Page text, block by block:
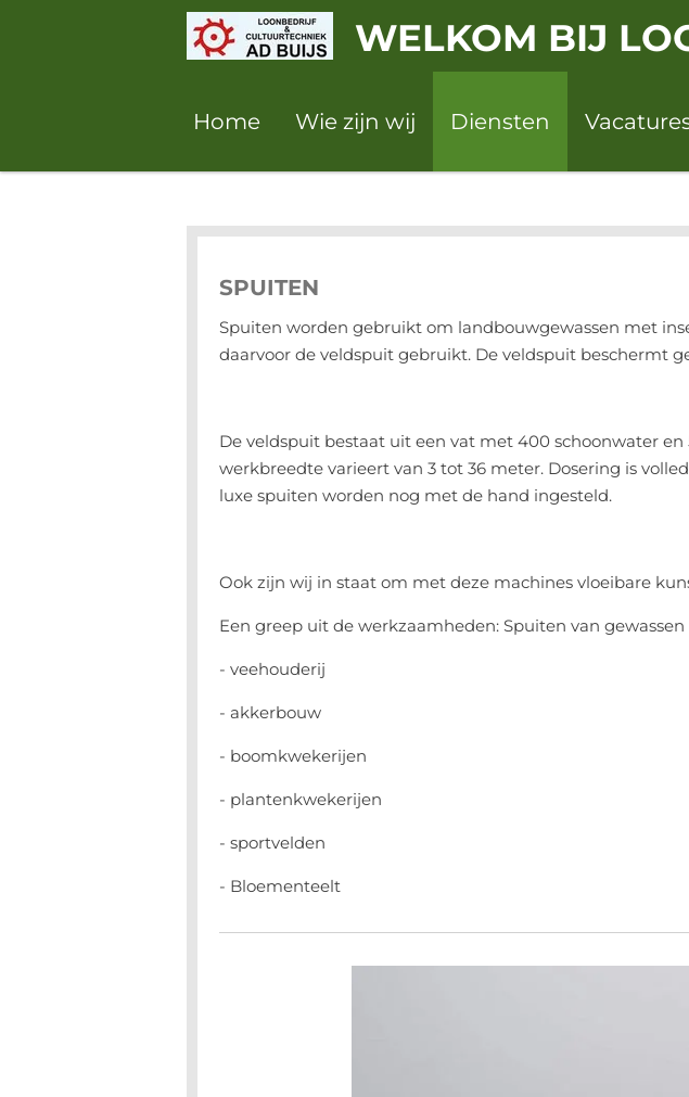
WELKOM BIJ
Home Wie zijn wij Diensten
SPUITEN
Spuiten worden gebruikt om landbouwgewassen met
daarvoor de veldspuit gebruikt. De veldspuit beschermt
De veldspuit bestaat uit een vat met 400 schoonwater
werkbreedte varieert van 3 tot 36 meter. Dosering is
luxe spuiten worden nog met de hand ingesteld.
Ook zijn wij in staat om met deze machines vloeibare
Een greep uit de werkzaamheden: Spuiten van gewassen
- veehouderij
- akkerbouw
- boomkwekerijen
- plantenkwekerijen
- sportvelden
- Bloementeelt